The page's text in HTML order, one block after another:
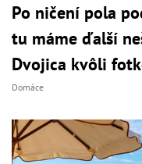
Po ničení pola
tu máme ďalší
Dvojica kvôli
Domáce